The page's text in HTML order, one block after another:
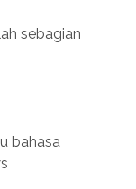
sebagian
bahasa